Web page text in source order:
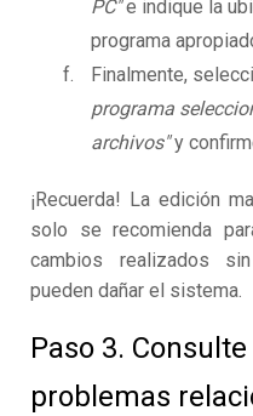
PC"e indique la
programa
Finalmente,
programa
archivos"y
¡Recuerda! La edición
solo se recomienda
cambios realizados
pueden dañar el sistema.
Paso 3.
problemas